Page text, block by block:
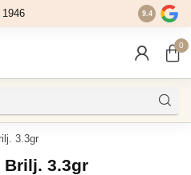
9.4
0
3.3gr
Brilj. 3.3gr